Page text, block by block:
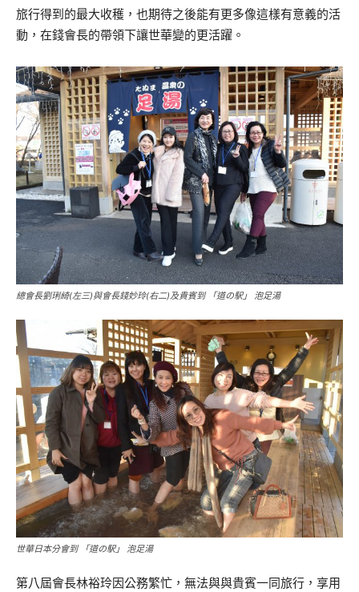
旅行得到的最大收穫，也期待之後能有更多像這樣有意義的活
動，在錢會長的帶領下讓世華變的更活躍。
總會長劉琍綺(左三)與會長錢妙玲(右二)及貴賓到 「道の駅」 泡足湯
世華日本分會到 「道の駅」 泡足湯
第八屆會長林裕玲因公務繁忙，無法與與貴賓一同旅行，享用